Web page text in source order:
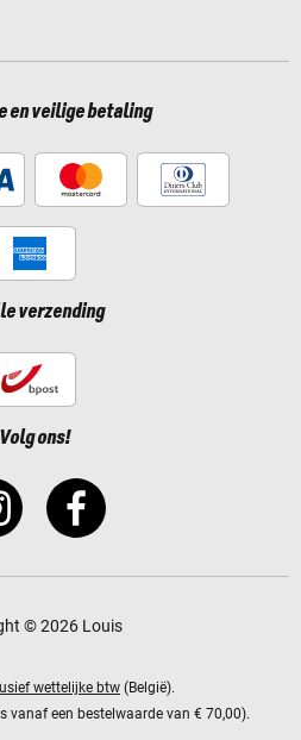
en veilige betaling
verzending
Volg ons!
© 2026 Louis
wettelijke btw (België).
vanaf een bestelwaarde van € 70,00).